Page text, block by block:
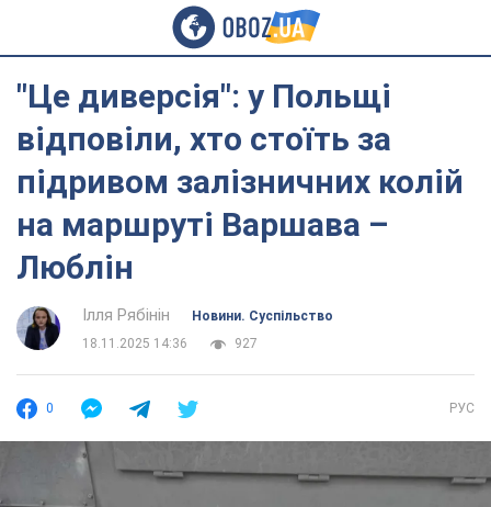
"Це диверсія": у Польщі
відповіли, хто стоїть за
підривом залізничних колій
на маршруті Варшава –
Люблін
Ілля Рябінін
Новини. Суспільство
18.11.2025 14:36
927
0 РУС